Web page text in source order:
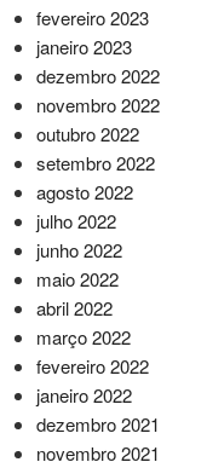
fevereiro 2023
janeiro 2023
dezembro 2022
novembro 2022
outubro 2022
setembro 2022
agosto 2022
julho 2022
junho 2022
maio 2022
abril 2022
março 2022
fevereiro 2022
janeiro 2022
dezembro 2021
novembro 2021